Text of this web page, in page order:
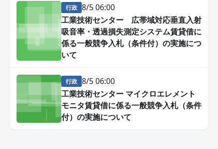
行政
8/5 06:00
工業技術センター 広帯域対応垂直入射
吸音率・透過損失測定システム賃貸借に
係る一般競争入札（条件付）の実施につ
いて
行政
8/5 06:00
工業技術センター マイクロエレメント
モニタ賃貸借に係る一般競争入札（条件
付）の実施について